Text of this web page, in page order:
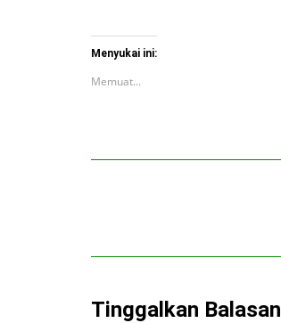
Menyukai ini:
Memuat...
Tinggalkan Balasan